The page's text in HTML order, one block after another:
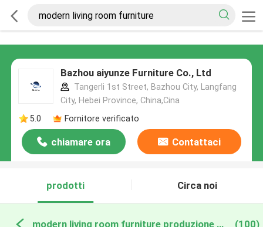
Bazhou aiyunze Furniture Co., Ltd
Tangerli 1st Street, Bazhou City, Langfang
City, Hebei Province, China,Cina
5.0
Fornitore verificato
chiamare ora Contattaci
prodotti Circa noi
modern living room furniture produzione online (100)